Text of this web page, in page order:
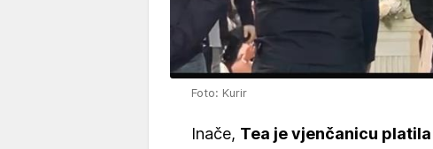
Foto: Kurir
Inače, Tea je vjenčanicu